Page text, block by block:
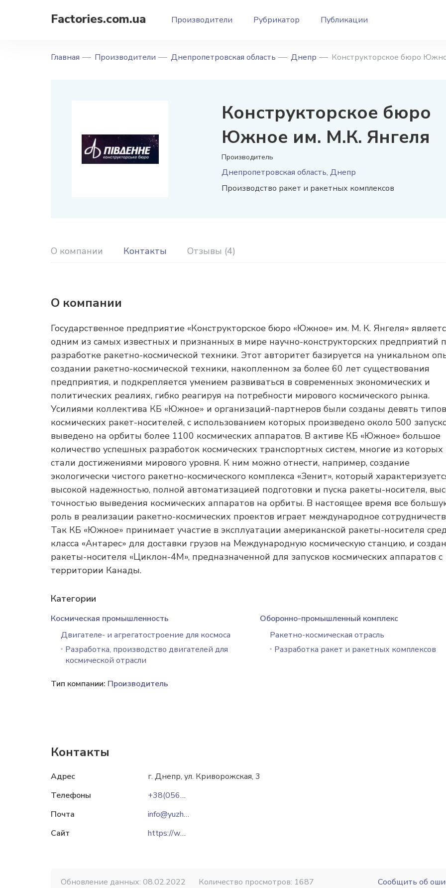
Factories.com.ua Производители Рубрикатор Публикации
Главная Производители Днепропетровская область Днепр Конструкторское бюро
Конструкторское бюро
Южное им. М.К. Янгеля
Производитель
Днепропетровская область, Днепр
Производство ракет и ракетных комплексов
О компании Контакты Отзывы (4)
О компании
Государственное предприятие «Конструкторское бюро «Южное» им. М. К. Янгеля»
одним из самых известных и признанных в мире научно-конструкторских предприятий
разработке ракетно-космической техники. Этот авторитет базируется на уникальном
создании ракетно-космической техники, накопленном за более 60 лет существования
предприятия, и подкрепляется умением развиваться в современных экономических и
политических реалиях, гибко реагируя на потребности мирового космического рынка.
Усилиями коллектива КБ «Южное» и организаций-партнеров были созданы девять типов
космических ракет-носителей, с использованием которых произведено около 500
выведено на орбиты более 1100 космических аппаратов. В активе КБ «Южное» большое
количество успешных разработок космических транспортных систем, многие из которых
стали достижениями мирового уровня. К ним можно отнести, например, создание
экологически чистого ракетно-космического комплекса «Зенит», который
высокой надежностью, полной автоматизацией подготовки и пуска ракеты-носителя,
точностью выведения космических аппаратов на орбиты. В настоящее время все
роль в реализации ракетно-космических проектов играет международное
Так КБ «Южное» принимает участие в эксплуатации американской ракеты-носителя
класса «Антарес» для доставки грузов на Международную космическую станцию, и
ракеты-носителя «Циклон-4М», предназначенной для запусков космических аппаратов с
территории Канады.
Категории
Космическая промышленность
Двигателе- и агрегатостроение для космоса
Разработка, производство двигателей для
космической отрасли
Оборонно-промышленный комплекс
Ракетно-космическая отрасль
Разработка ракет и ракетных комплексов
Тип компании: Производитель
Контакты
Адрес
г. Днепр, ул. Криворожская, 3
Телефоны
+38(0562)340383
Почта
info@yuzhnoye.com
Сайт
https://www.yuzhnoye.com
Обновление данных: 08.02.2022 Количество просмотров: 1687 Сообщить об